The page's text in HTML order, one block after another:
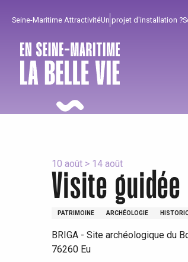
principal
Seine-Maritime AttractivitéUn projet d'installation ?
Tout l'agenda
Lieux branchés
Séjours en bord de
10 août > 14 août
Visite guidée
PATRIMOINE ARCHÉOLOGIE
BRIGA - Site archéologique du
76260 Eu